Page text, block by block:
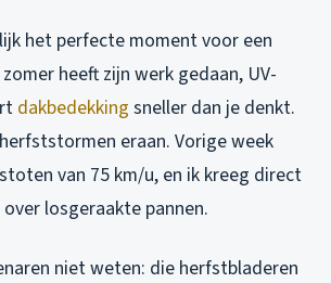
het perfecte moment voor een
heeft zijn werk gedaan, UV-
dakbedekking sneller dan je denkt.
eraan. Vorige week
van 75 km/u, en ik kreeg direct
losgeraakte pannen.
niet weten: die herfstbladeren